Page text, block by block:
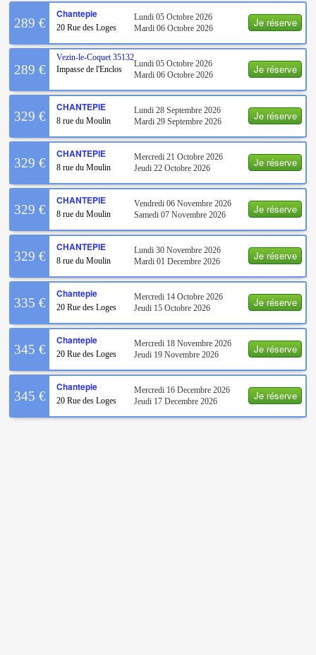
Je réserve
289 €
Chantepie
20 Rue des Loges
Lundi 05 Octobre 2026
Mardi 06 Octobre 2026
Je réserve
289 €
Vezin-le-Coquet 35132
Impasse de l'Enclos
Lundi 05 Octobre 2026
Mardi 06 Octobre 2026
Je réserve
329 €
CHANTEPIE
8 rue du Moulin
Lundi 28 Septembre 2026
Mardi 29 Septembre 2026
Je réserve
329 €
CHANTEPIE
8 rue du Moulin
Mercredi 21 Octobre 2026
Jeudi 22 Octobre 2026
Je réserve
329 €
CHANTEPIE
8 rue du Moulin
Vendredi 06 Novembre 2026
Samedi 07 Novembre 2026
Je réserve
329 €
CHANTEPIE
8 rue du Moulin
Lundi 30 Novembre 2026
Mardi 01 Decembre 2026
Je réserve
335 €
Chantepie
20 Rue des Loges
Mercredi 14 Octobre 2026
Jeudi 15 Octobre 2026
Je réserve
345 €
Chantepie
20 Rue des Loges
Mercredi 18 Novembre 2026
Jeudi 19 Novembre 2026
Je réserve
345 €
Chantepie
20 Rue des Loges
Mercredi 16 Decembre 2026
Jeudi 17 Decembre 2026